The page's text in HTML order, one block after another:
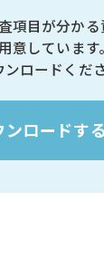
項目が分かる
意しています。
ロードくださ
ロードする